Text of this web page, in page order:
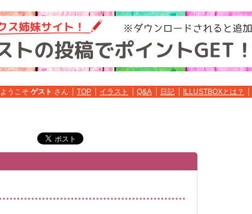
ようこそ ゲスト さん TOP イラスト Q&A 日記 ILLUSTBOXとは？